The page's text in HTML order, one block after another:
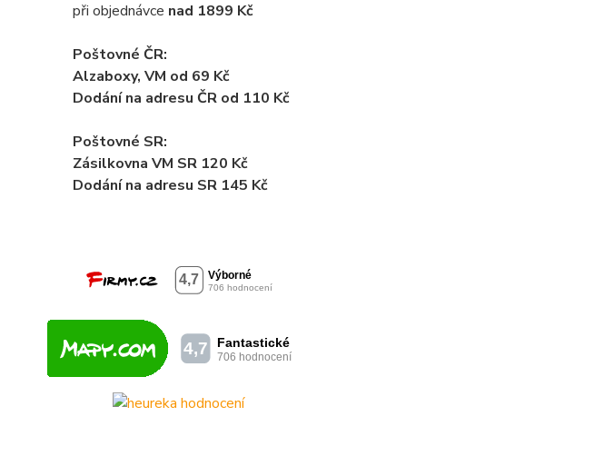
při objednávce nad 1899 Kč
Poštovné ČR:
Alzaboxy, VM od 69 Kč
Dodání na adresu ČR od 110 Kč
Poštovné SR:
Zásilkovna VM SR 120 Kč
Dodánína adresu SR 145 Kč